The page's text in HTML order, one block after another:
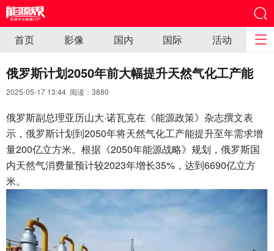
首页 影像 国内 国际 活动
俄罗斯计划2050年前大幅提升天然气化工产能
2025-05-17 13:44 阅读： 3880
俄罗斯副总理亚历山大·诺瓦克在《能源政策》杂志撰文表
示，俄罗斯计划到2050年将天然气化工产能提升至年需求增
量200亿立方米。根据《2050年能源战略》规划，俄罗斯国
内天然气消费量预计较2023年增长35%，达到6690亿立方
米。